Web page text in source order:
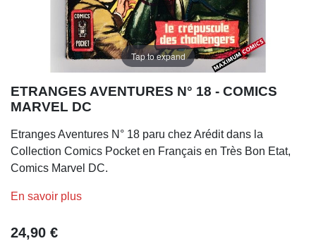
Tap to expand
ETRANGES AVENTURES N° 18 - COMICS
MARVEL DC
Etranges Aventures N° 18 paru chez Arédit dans la
Collection Comics Pocket en Français en Très Bon Etat,
Comics Marvel DC.
En savoir plus
24,90 €